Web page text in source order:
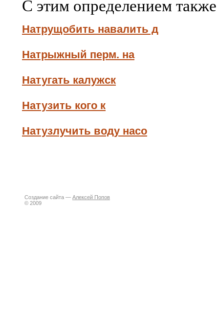
С этим определением
Натрущобить навалить д
Натрыжный перм. на
Натугать калужск
Натузить кого к
Натузлучить воду насо
Создание сайта — Алексей Попов
© 2009